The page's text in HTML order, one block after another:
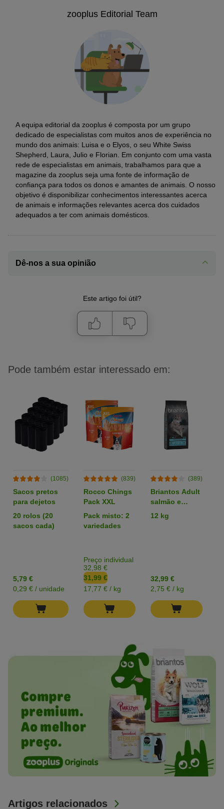
zooplus Editorial Team
A equipa editorial da zooplus é composta por um grupo
dedicado de especialistas com muitos anos de experiência no
mundo dos animais: Luisa e o Elyos, o seu White Swiss
Shepherd, Laura, Julio e Florian. Em conjunto com uma vasta
rede de especialistas em animais, trabalhamos para que a
magazine da zooplus seja uma fonte de informação de
confiança para todos os donos e amantes de animais. O nosso
objetivo é disponibilizar conhecimentos interessantes acerca
de animais e informações relevantes acerca dos cuidados
adequados a ter com animais domésticos.
Dê-nos a sua opinião
Este artigo foi útil?
Artigos relacionados
Pode também estar interessado em:
(1085)
Sacos pretos
para dejetos
20 rolos (20
sacos cada)
5,79 €
0,29 € / unidade
(839)
Rocco Chings
Pack XXL
Pack misto: 2
variedades
Preço individual
32,98 €
31,99 €
17,77 € / kg
(389)
Briantos Adult
salmão e
batata - SEM
CEREAIS
12 kg
32,99 €
2,75 € / kg